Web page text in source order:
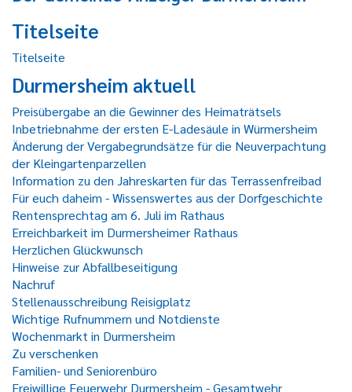
Titelseite
Titelseite
Durmersheim aktuell
Preisübergabe an die Gewinner des Heimaträtsels
Inbetriebnahme der ersten E-Ladesäule in Würmersheim
Änderung der Vergabegrundsätze für die Neuverpachtung
der Kleingartenparzellen
Information zu den Jahreskarten für das Terrassenfreibad
Für euch daheim - Wissenswertes aus der Dorfgeschichte
Rentensprechtag am 6. Juli im Rathaus
Erreichbarkeit im Durmersheimer Rathaus
Herzlichen Glückwunsch
Hinweise zur Abfallbeseitigung
Nachruf
Stellenausschreibung Reisigplatz
Wichtige Rufnummern und Notdienste
Wochenmarkt in Durmersheim
Zu verschenken
Familien- und Seniorenbüro
Freiwillige Feuerwehr Durmersheim - Gesamtwehr